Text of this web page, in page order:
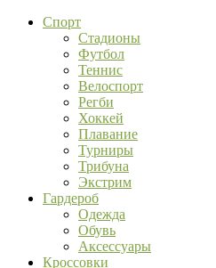
Спорт
Стадионы
Футбол
Теннис
Велоспорт
Регби
Хоккей
Плавание
Турниры
Трибуна
Экстрим
Гардероб
Одежда
Обувь
Аксессуары
Кроссовки